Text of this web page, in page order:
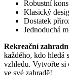
Robustní
Klasický
Dostatek
Jednoduchá
Rekreační
každého, kdo hledá
vzhledu. Vytvořte si
ve své zahradě!